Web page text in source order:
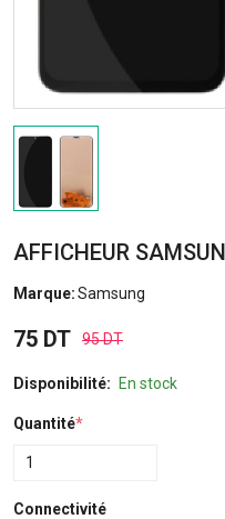
AFFICHEUR
Marque:Samsung
75 DT 95 DT
Disponibilité: En stock
Quantité*
Connectivité